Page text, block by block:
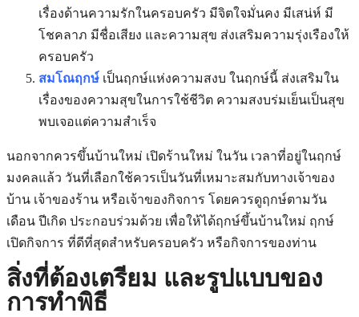
เรื่องด้านความรักในครอบครัว มีจิตใจมั่นคง มีเสน่ห์ มี
โชคลาภ มีชื่อเสียง และความสุข ส่งเสริมความรุ่งเรืองให้
ครอบครัว
สมโณฤกษ์ เป็นฤกษ์แห่งความสงบ ในฤกษ์นี้ ส่งเสริมใน
เรื่องของความสุขในการใช้ชีวิต ความสงบร่มเย็นเป็นสุข
พบเจอแต่ความสำเร็จ
นอกจากควรขึ้นบ้านใหม่ เปิดร้านใหม่ ในวัน เวลาที่อยู่ในฤกษ์
มงคลแล้ว วันที่เลือกใช้ควรเป็นวันที่เหมาะสมกับทางเจ้าของ
บ้าน เจ้าของร้าน หรือเจ้าของกิจการ โดยควรดูฤกษ์ตามวัน
เดือน ปีเกิด ประกอบร่วมด้วย เพื่อให้ได้ฤกษ์ขึ้นบ้านใหม่ ฤกษ์
เปิดกิจการ ที่ดีที่สุดสำหรับครอบครัว หรือกิจการของท่าน
สิ่งที่ต้องเตรียม และรูปแบบของ
การทำพิธี